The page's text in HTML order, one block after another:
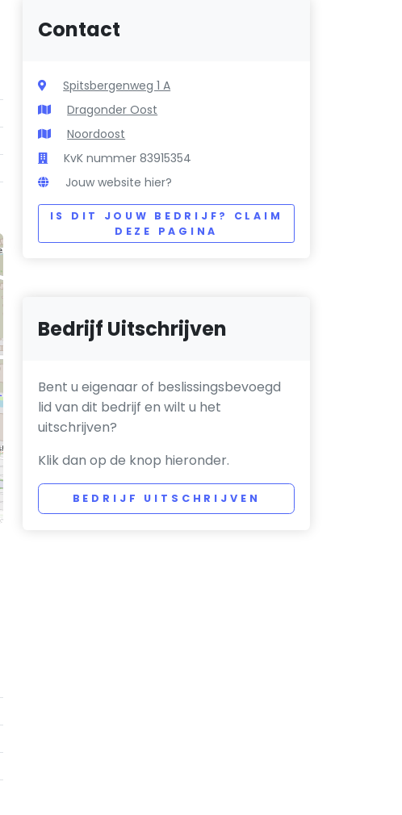
Contact
Spitsbergenweg 1 A
Dragonder Oost
Noordoost
KvK nummer 83915354
Jouw website hier?
IS DIT JOUW BEDRIJF? CLAIM
DEZE PAGINA
Bedrijf Uitschrijven
Bent u eigenaar of beslissingsbevoegd
lid van dit bedrijf en wilt u het
uitschrijven?
Klik dan op de knop hieronder.
BEDRIJF UITSCHRIJVEN